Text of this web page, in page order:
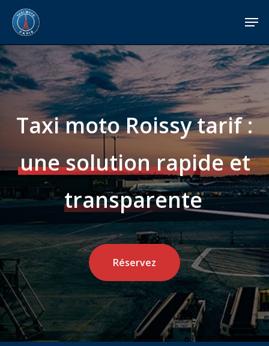
main
content
Taxi moto Roissy tarif :
une solution rapide et
transparente
Réservez